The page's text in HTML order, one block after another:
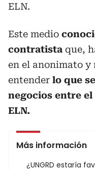
ELN.
Este medio
contratista que,
en el anonimato
entender lo que
negocios entre
ELN.
Más información
¿UNGRD estaría